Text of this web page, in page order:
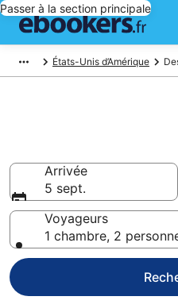
Passer à la section principale
États-Unis d’Amérique
Arrivée
5 sept.
Voyageurs
1 chambre, 2